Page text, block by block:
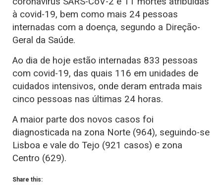
à covid-19, bem como mais 24 pessoas
internadas com a doença, segundo a Direção-
Geral da Saúde.
Ao dia de hoje estão internadas 833 pessoas
com covid-19, das quais 116 em unidades de
cuidados intensivos, onde deram entrada mais
cinco pessoas nas últimas 24 horas.
A maior parte dos novos casos foi
diagnosticada na zona Norte (964), seguindo-se
Lisboa e vale do Tejo (921 casos) e zona
Centro (629).
Share this: